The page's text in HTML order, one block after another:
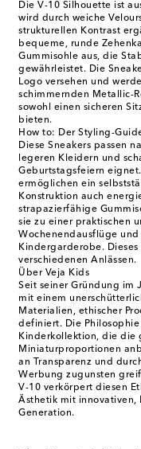
Die V-10 Silhouette ist
wird durch weiche
strukturellen Kontrast
bequeme, runde
Gummisohle aus, die
gewährleistet. Die
Logo versehen und
schimmernden Metallic-
sowohl einen sicheren
bieten.
How to: Der Styling-
Diese Sneakers passen
legeren Kleidern und
Geburtstagsfeiern
ermöglichen ein
Konstruktion auch
strapazierfähige
sie zu einer praktischen
Wochenendausflüge
Kindergarderobe.
verschiedenen Anlässen.
Über Veja Kids
Seit seiner Gründung im
mit einem
Materialien, ethischer
definiert. Die
Kinderkollektion, die die
Miniaturproportionen
an Transparenz und
Werbung zugunsten
V-10 verkörpert diesen
Ästhetik mit innovativen,
Generation.